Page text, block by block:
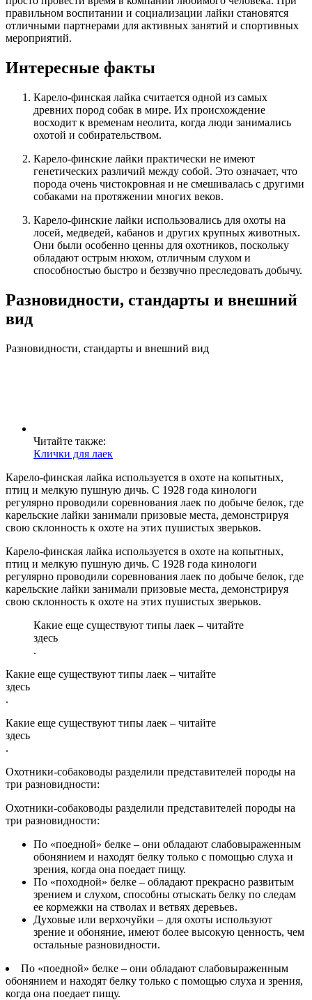
правильном воспитании и социализации лайки становятся
отличными партнерами для активных занятий и спортивных
мероприятий.
Интересные факты
Карело-финская лайка считается одной из самых
древних пород собак в мире. Их происхождение
восходит к временам неолита, когда люди занимались
охотой и собирательством.
Карело-финские лайки практически не имеют
генетических различий между собой. Это означает, что
порода очень чистокровная и не смешивалась с другими
собаками на протяжении многих веков.
Карело-финские лайки использовались для охоты на
лосей, медведей, кабанов и других крупных животных.
Они были особенно ценны для охотников, поскольку
обладают острым нюхом, отличным слухом и
способностью быстро и беззвучно преследовать добычу.
Разновидности, стандарты и внешний
вид
Разновидности, стандарты и внешний вид
Читайте также:
Клички для лаек
Карело-финская лайка используется в охоте на копытных,
птиц и мелкую пушную дичь. С 1928 года кинологи
регулярно проводили соревнования лаек по добыче белок, где
карельские лайки занимали призовые места, демонстрируя
свою склонность к охоте на этих пушистых зверьков.
Карело-финская лайка используется в охоте на копытных,
птиц и мелкую пушную дичь. С 1928 года кинологи
регулярно проводили соревнования лаек по добыче белок, где
карельские лайки занимали призовые места, демонстрируя
свою склонность к охоте на этих пушистых зверьков.
Какие еще существуют типы лаек – читайте
здесь
.
Какие еще существуют типы лаек – читайте
здесь
.
Какие еще существуют типы лаек – читайте
здесь
.
Охотники-собаководы разделили представителей породы на
три разновидности:
Охотники-собаководы разделили представителей породы на
три разновидности:
По «поедной» белке – они обладают слабовыраженным
обонянием и находят белку только с помощью слуха и
зрения, когда она поедает пищу.
По «походной» белке – обладают прекрасно развитым
зрением и слухом, способны отыскать белку по следам
ее кормежки на стволах и ветвях деревьев.
Духовые или верхочуйки – для охоты используют
зрение и обоняние, имеют более высокую ценность, чем
остальные разновидности.
По «поедной» белке – они обладают слабовыраженным
обонянием и находят белку только с помощью слуха и зрения,
когда она поедает пищу.